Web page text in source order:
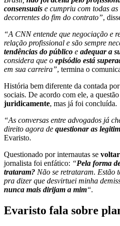
consensuais e cumpriu com todas
decorrentes do fim do contrato”,
“A CNN entende que negociação e
relação profissional e são sempre
tendências do público e adequar a
considera que o episódio está
em sua carreira”, termina o
História bem diferente da contada
sociais. De acordo com ele, a
juridicamente, mas já foi concluída.
“As conversas entre advogados já
direito agora de questionar as
Evaristo.
Questionado por internautas se
jornalista foi enfático: “Pela forma
trataram? Não se retrataram. Estão
pra dizer que desvirtuei minha
nunca mais dirijam a mim“.
Evaristo fala sobre